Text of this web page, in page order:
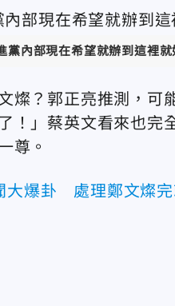
內部現在希望就辦到這裡就
燦？郭正亮推測，可
！」蔡英文看來也完
尊。
大爆卦 處理鄭文燦完